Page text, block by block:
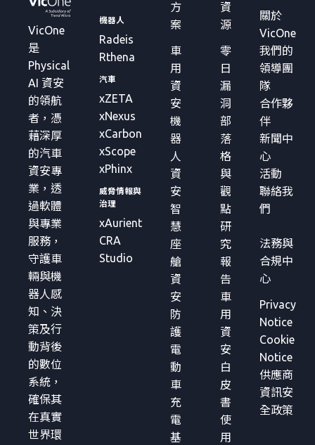
VicOne
是
Physical
AI 資安
的領航
者，憑
藉深厚
的汽車
資安專
業，透
過軟體
與專業
服務，
守護車
輛與機
器人感
知、決
策及行
動背後
的數位
系統，
確保其
在真實
世界環
機器人
Radeis
Rthena
汽車
xZETA
xNexus
xCarbon
xScope
xPhinx
威脅情報與
治理
xAurient
CRA
Studio
方
案
車
用
資
安
機
器
人
資
安
智
慧
座
艙
資
安
防
護
電
動
車
充
電
基
資
源
零
日
漏
洞
部
落
格
與
觀
點
研
究
報
告
車
用
資
安
白
皮
書
使
用
關於
VicOne
我們的
領導團
隊
合作夥
伴
新聞中
心
活動
聯絡我
們
法務與
合規中
心
Privacy
Notice
Cookie
Notice
供應商
資訊安
全政策